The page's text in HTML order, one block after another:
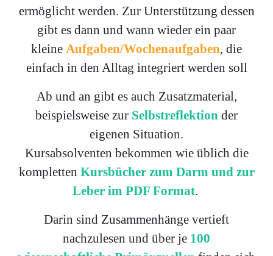
ermöglicht werden. Zur Unterstützung dessen
gibt es dann und wann wieder ein paar
kleine Aufgaben/Wochenaufgaben, die
einfach in den Alltag integriert werden soll
Ab und an gibt es auch Zusatzmaterial,
beispielsweise zur Selbstreflektion der
eigenen Situation.
Kursabsolventen bekommen wie üblich die
kompletten Kursbücher zum Darm und zur
Leber im PDF Format.
Darin sind Zusammenhänge vertieft
nachzulesen und über je 100